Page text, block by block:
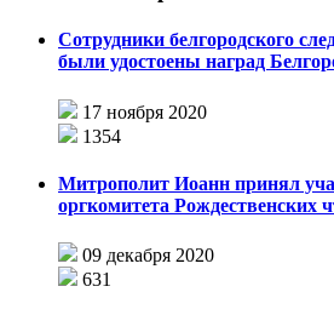
Сотрудники белгородского
были удостоены наград
17 ноября 2020
1354
Митрополит Иоанн принял
оргкомитета Рождественских
09 декабря 2020
631